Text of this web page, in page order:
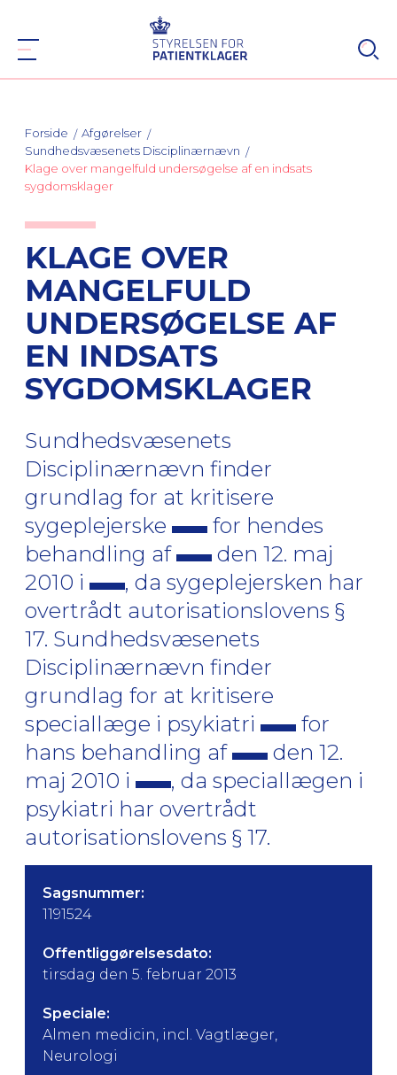
Forside
Afgørelser
Sundhedsvæsenets Disciplinærnævn
Klage over mangelfuld undersøgelse af en indsats
sygdomsklager
KLAGE OVER
MANGELFULD
UNDERSØGELSE AF
EN INDSATS
SYGDOMSKLAGER
Sundhedsvæsenets
Disciplinærnævn finder
grundlag for at kritisere
sygeplejerske
for hendes
behandling af
den 12. maj
2010 i
, da sygeplejersken har
overtrådt autorisationslovens §
17. Sundhedsvæsenets
Disciplinærnævn finder
grundlag for at kritisere
speciallæge i psykiatri
for
hans behandling af
den 12.
maj 2010 i
, da speciallægen i
psykiatri har overtrådt
autorisationslovens § 17.
Sagsnummer:
1191524
Offentliggørelsesdato:
tirsdag den 5. februar 2013
Speciale:
Almen medicin, incl. Vagtlæger,
Neurologi